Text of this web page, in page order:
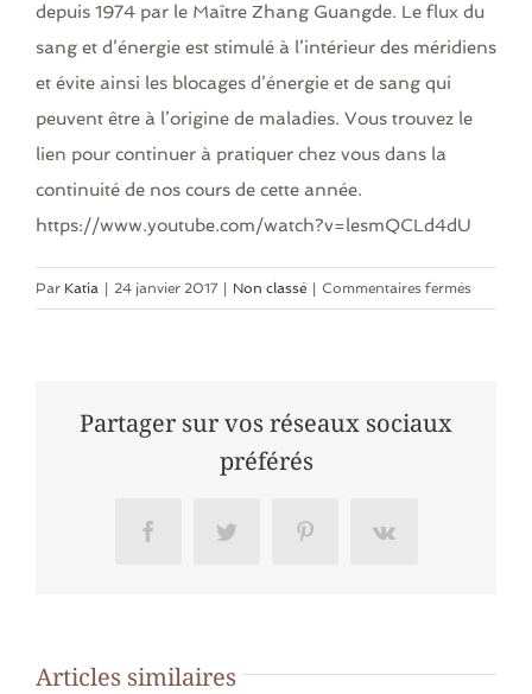
depuis 1974 par le Maître Zhang Guangde. Le flux du
sang et d’énergie est stimulé à l’intérieur des méridiens
et évite ainsi les blocages d’énergie et de sang qui
peuvent être à l’origine de maladies. Vous trouvez le
lien pour continuer à pratiquer chez vous dans la
continuité de nos cours de cette année.
https://www.youtube.com/watch?v=lesmQCLd4dU
Par Katia 24 janvier 2017 Non classé Commentaires ferméssur
Partager sur vos réseaux sociaux
préférés
FacebookTwitter Pinterest Vk
Articles similaires